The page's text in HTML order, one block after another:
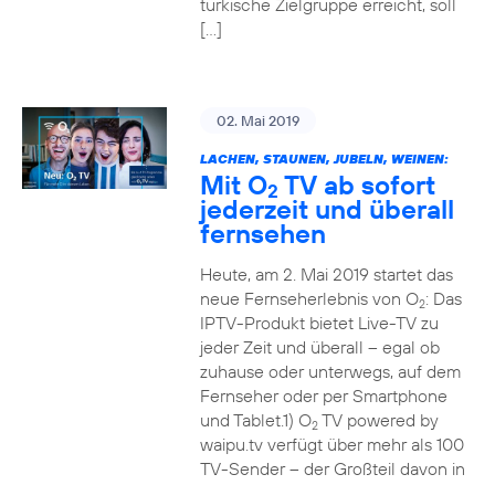
türkische Zielgruppe erreicht, soll
[…]
02. Mai 2019
LACHEN, STAUNEN, JUBELN, WEINEN:
Mit O2 TV ab sofort
jederzeit und überall
fernsehen
Heute, am 2. Mai 2019 startet das
neue Fernseherlebnis von O2: Das
IPTV-Produkt bietet Live-TV zu
jeder Zeit und überall – egal ob
zuhause oder unterwegs, auf dem
Fernseher oder per Smartphone
und Tablet.1) O2TV powered by
waipu.tv verfügt über mehr als 100
TV-Sender – der Großteil davon in